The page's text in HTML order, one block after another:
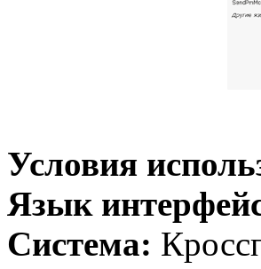
Условия
Язык
Система: